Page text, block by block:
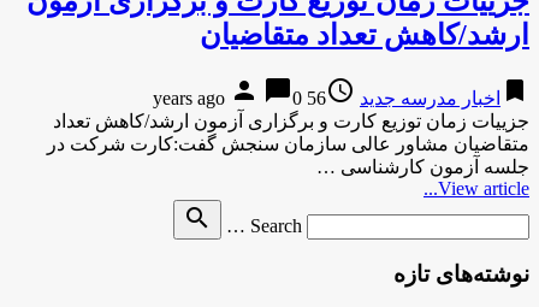
ارشد/کاهش تعداد متقاضیان
bookmark اخبار مدرسه جدید access_time
56 years ago
person chat_bubble0
جزییات زمان توزیع کارت و برگزاری آزمون ارشد/کاهش تعداد
متقاضیان مشاور عالی سازمان سنجش گفت:‌کارت شرکت در
جلسه آزمون کارشناسی …
View article...
Search …
search
نوشته‌های تازه